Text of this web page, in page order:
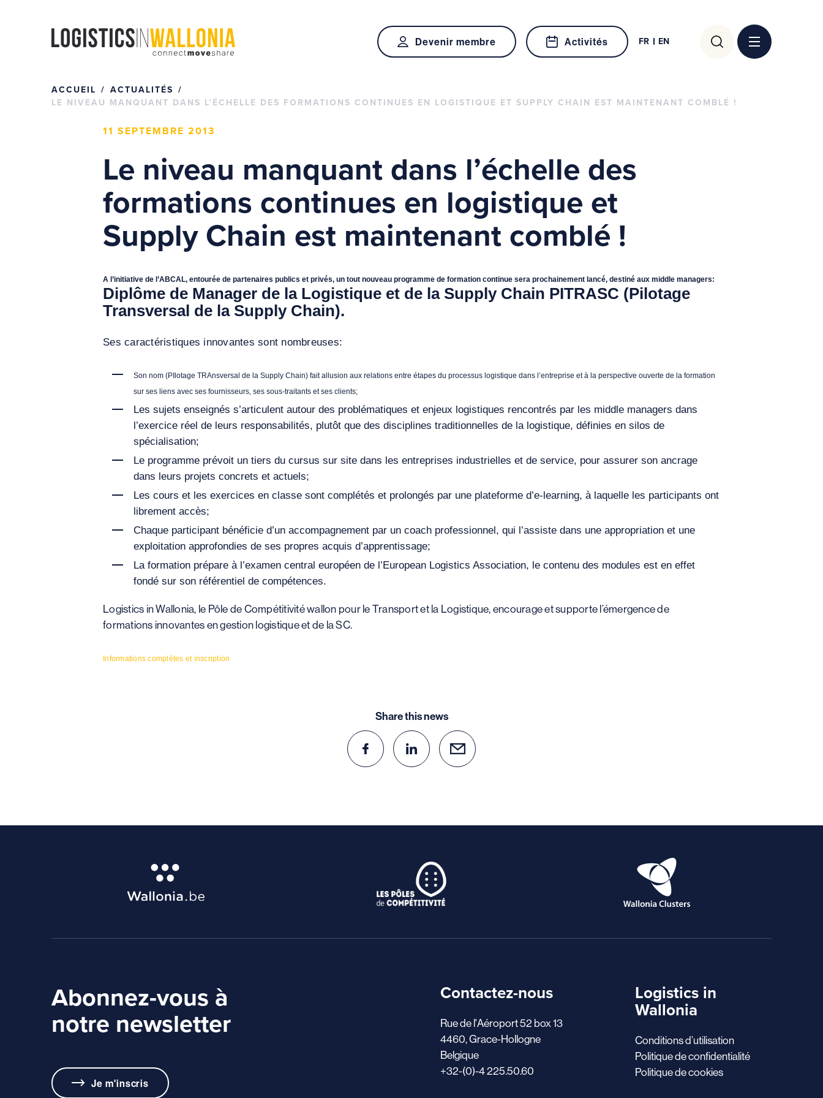
Devenir membre Activités FR EN
Rechercher :
ACCUEIL
ACTUALITÉS
LE NIVEAU MANQUANT DANS L’ÉCHELLE DES FORMATIONS CONTINUES EN LOGISTIQUE ET SUPPLY CHAIN EST MAINTENANT COMBLÉ !
11 SEPTEMBRE 2013
Le niveau manquant dans l’échelle des
formations continues en logistique et
Supply Chain est maintenant comblé !
A l’initiative de l’ABCAL, entourée de partenaires publics et privés, un tout nouveau programme de formation continue sera prochainement lancé, destiné aux middle managers:
Diplôme de Manager de la Logistique et de la Supply Chain PITRASC (Pilotage
Transversal de la Supply Chain).
Ses caractéristiques innovantes sont nombreuses:
Son nom (PIlotage TRAnsversal de la Supply Chain) fait allusion aux relations entre étapes du processus logistique dans l’entreprise et à la perspective ouverte de la formation
sur ses liens avec ses fournisseurs, ses sous-traitants et ses clients;
Les sujets enseignés s’articulent autour des problématiques et enjeux logistiques rencontrés par les middle managers dans
l’exercice réel de leurs responsabilités, plutôt que des disciplines traditionnelles de la logistique, définies en silos de
spécialisation;
Le programme prévoit un tiers du cursus sur site dans les entreprises industrielles et de service, pour assurer son ancrage
dans leurs projets concrets et actuels;
Les cours et les exercices en classe sont complétés et prolongés par une plateforme d’e-learning, à laquelle les participants ont
librement accès;
Chaque participant bénéficie d’un accompagnement par un coach professionnel, qui l’assiste dans une appropriation et une
exploitation approfondies de ses propres acquis d’apprentissage;
La formation prépare à l’examen central européen de l’European Logistics Association, le contenu des modules est en effet
fondé sur son référentiel de compétences.
Logistics in Wallonia, le Pôle de Compétitivité wallon pour le Transport et la Logistique, encourage et supporte l’émergence de
formations innovantes en gestion logistique et de la SC.
Informations complètes et inscription
Share this news
Abonnez-vous à
notre newsletter
Je m'inscris
Contactez-nous
Rue de l'Aéroport 52 box 13
4460, Grace-Hollogne
Belgique
+32-(0)-4 225.50.60
Logistics in
Wallonia
Conditions d’utilisation
Politique de confidentialité
Politique de cookies